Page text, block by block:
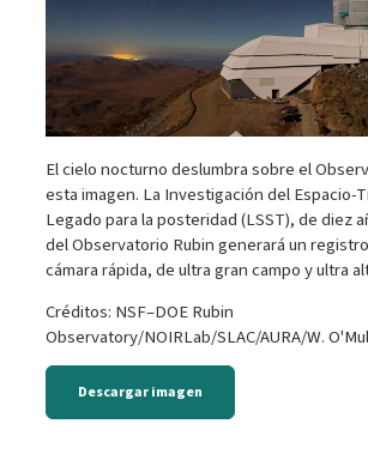
El cielo nocturno deslumbra sobre el
esta imagen. La Investigación del Espacio-
Legado para la posteridad (LSST), de diez
del Observatorio Rubin generará un
cámara rápida, de ultra gran campo y ultra
Créditos: NSF–DOE Rubin
Observatory/NOIRLab/SLAC/AURA/W.
Descargar imagen